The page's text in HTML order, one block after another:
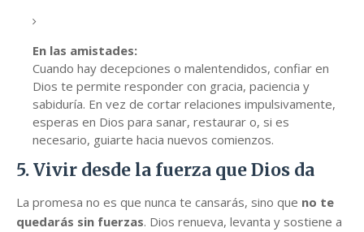
En las amistades:
Cuando hay decepciones o malentendidos, confiar en
Dios te permite responder con gracia, paciencia y
sabiduría. En vez de cortar relaciones impulsivamente,
esperas en Dios para sanar, restaurar o, si es
necesario, guiarte hacia nuevos comienzos.
5. Vivir desde la fuerza que Dios da
La promesa no es que nunca te cansarás, sino que no te
quedarás sin fuerzas. Dios renueva, levanta y sostiene a